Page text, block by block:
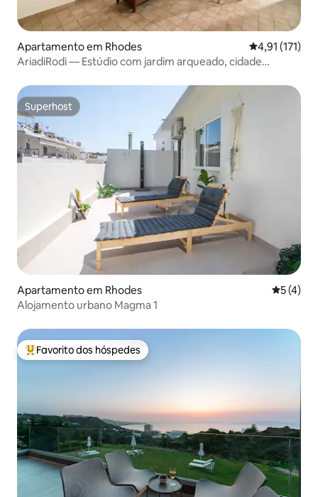
Apartamento em Rhodes Classificação
4,91 (171)
AriadiRodi — Estúdio com jardim arqueado, cidade
Superhost
Superhost
Apartamento em Rhodes
5 (4)
Alojamento urbano Magma 1
Favoritos dos hóspedes mais apreciados
Favorito dos hóspedes